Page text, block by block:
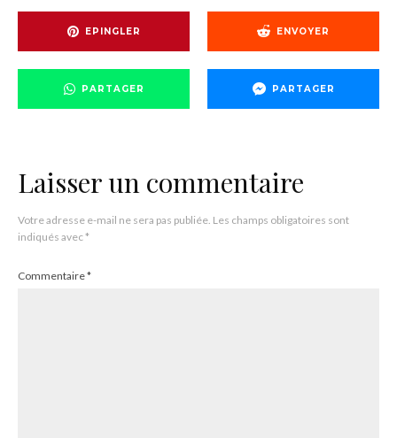
EPINGLER ENVOYER
PARTAGER PARTAGER
Laisser un commentaire
Votre adresse e-mail ne sera pas publiée. Les champs obligatoires sont
indiqués avec*
Commentaire*